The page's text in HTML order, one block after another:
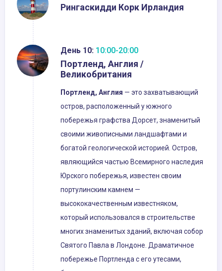
Рингаскидди Корк Ирландия
День 10: 10:00-20:00
Портленд, Англия /
Великобритания
Портленд, Англия — это захватывающий
остров, расположенный у южного
побережья графства Дорсет, знаменитый
своими живописными ландшафтами и
богатой геологической историей. Остров,
являющийся частью Всемирного наследия
Юрского побережья, известен своим
портулинским камнем —
высококачественным известняком,
который использовался в строительстве
многих знаменитых зданий, включая собор
Святого Павла в Лондоне. Драматичное
побережье Портленда с его утесами,